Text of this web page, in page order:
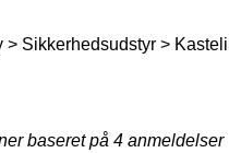
> Sikkerhedsudstyr >
baseret på 4 anmeldelser